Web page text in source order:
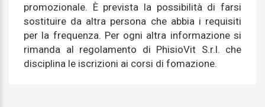
promozionale. È prevista la possibilità di farsi
sostituire da altra persona che abbia i requisiti
per la frequenza. Per ogni altra informazione si
rimanda al regolamento di PhisioVit S.r.l. che
disciplina le iscrizioni ai corsi di fomazione.